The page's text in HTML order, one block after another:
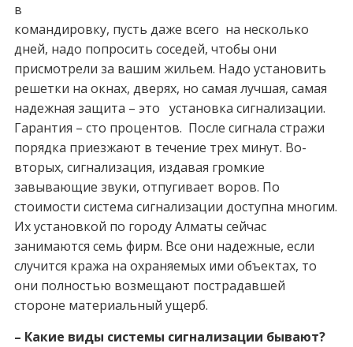
в
командировку, пусть даже всего на несколько
дней, надо попросить соседей, чтобы они
присмотрели за вашим жильем. Надо установить
решетки на окнах, дверях, но самая лучшая, самая
надежная защита – это установка сигнализации.
Гарантия – сто процентов. После сигнала стражи
порядка приезжают в течение трех минут. Во-
вторых, сигнализация, издавая громкие
завывающие звуки, отпугивает воров. По
стоимости система сигнализации доступна многим.
Их установкой по городу Алматы сейчас
занимаются семь фирм. Все они надежные, если
случится кража на охраняемых ими объектах, то
они полностью возмещают пострадавшей
стороне материальный ущерб.
– Какие виды системы сигнализации бывают?